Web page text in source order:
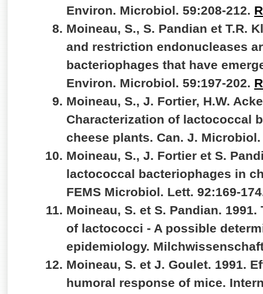
Environ. Microbiol. 59:208-212.
Moineau, S., S. Pandian et T.R.
and restriction endonucleases
bacteriophages that have
Environ. Microbiol. 59:197-202.
Moineau, S., J. Fortier, H.W.
Characterization of lactococcal
cheese plants. Can. J.
Moineau, S., J. Fortier et S.
lactococcal bacteriophages in
FEMS Microbiol. Lett. 92:169-
Moineau, S. et S. Pandian.
of lactococci - A possible
epidemiology.
Moineau, S. et J. Goulet. 1991.
humoral response of mice.